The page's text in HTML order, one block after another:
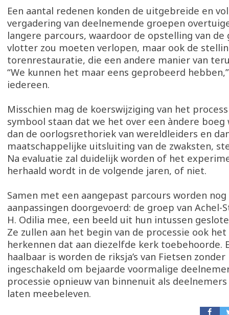
Een aantal redenen konden de uitgebreide en
vergadering van deelnemende groepen
langere parcours, waardoor de opstelling van de
vlotter zou moeten verlopen, maar ook de
torenrestauratie, die een andere manier van
“We kunnen het maar eens geprobeerd
iedereen.
Misschien mag de koerswijziging van het
symbool staan dat we het over een àndere boeg
dan de oorlogsrethoriek van wereldleiders en
maatschappelijke uitsluiting van de zwaksten,
Na evaluatie zal duidelijk worden of het
herhaald wordt in de volgende jaren, of niet.
Samen met een aangepast parcours worden
aanpassingen doorgevoerd: de groep van Achel-
H. Odilia mee, een beeld uit hun intussen
Ze zullen aan het begin van de processie ook
herkennen dat aan diezelfde kerk toebehoorde.
haalbaar is worden de riksja’s van Fietsen
ingeschakeld om bejaarde voormalige
processie opnieuw van binnenuit als
laten meebeleven.